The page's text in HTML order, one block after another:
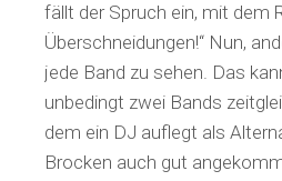
fällt der Spruch ein, mit dem
Überschneidungen!“ Nun,
jede Band zu sehen. Das
unbedingt zwei Bands
dem ein DJ auflegt als
Brocken auch gut